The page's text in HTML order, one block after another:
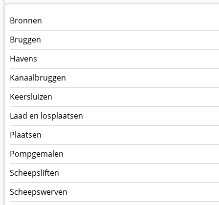
Menu
kunstwerken
op
kunstwerkpagina
Bronnen
Bruggen
Havens
Kanaalbruggen
Keersluizen
Laad en losplaatsen
Plaatsen
Pompgemalen
Scheepsliften
Scheepswerven